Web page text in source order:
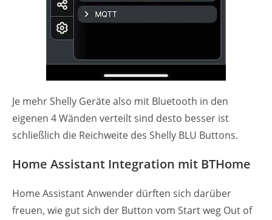
Je mehr Shelly Geräte also mit Bluetooth in den
eigenen 4 Wänden verteilt sind desto besser ist
schließlich die Reichweite des Shelly BLU Buttons.
Home Assistant Integration mit BTHome
Home Assistant Anwender dürften sich darüber
freuen, wie gut sich der Button vom Start weg Out of